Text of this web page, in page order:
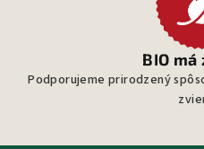
BIO
Podporujeme prirodzený